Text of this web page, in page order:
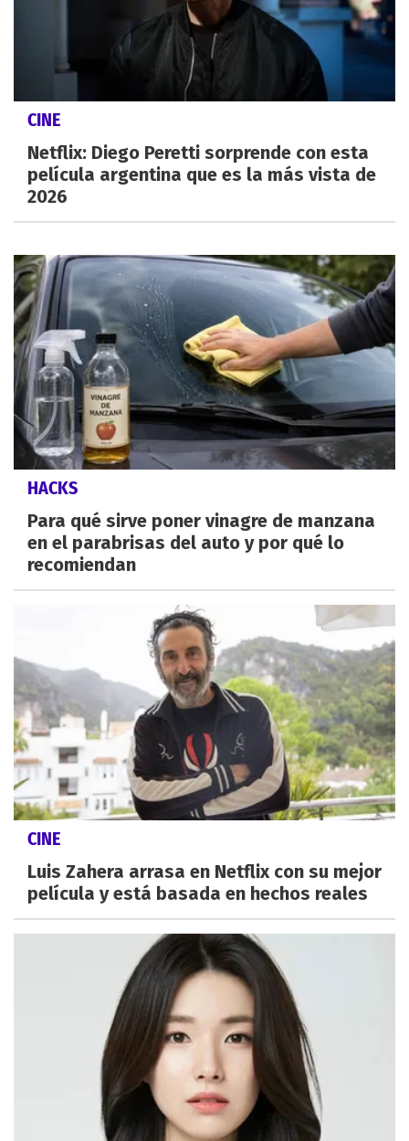
CINE
Netflix: Diego Peretti sorprende con esta
película argentina que es la más vista de
2026
HACKS
Para qué sirve poner vinagre de manzana
en el parabrisas del auto y por qué lo
recomiendan
CINE
Luis Zahera arrasa en Netflix con su mejor
película y está basada en hechos reales